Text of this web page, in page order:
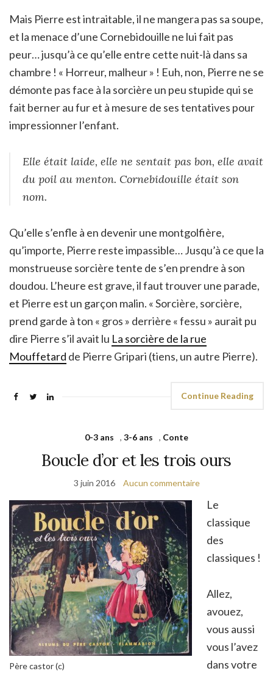
Mais Pierre est intraitable, il ne mangera pas sa soupe,
et la menace d’une Cornebidouille ne lui fait pas
peur… jusqu’à ce qu’elle entre cette nuit-là dans sa
chambre ! « Horreur, malheur » ! Euh, non, Pierre ne se
démonte pas face à la sorcière un peu stupide qui se
fait berner au fur et à mesure de ses tentatives pour
impressionner l’enfant.
Elle était laide, elle ne sentait pas bon, elle avait
du poil au menton. Cornebidouille était son
nom.
Qu’elle s’enfle à en devenir une montgolfière,
qu’importe, Pierre reste impassible… Jusqu’à ce que la
monstrueuse sorcière tente de s’en prendre à son
doudou. L’heure est grave, il faut trouver une parade,
et Pierre est un garçon malin. « Sorcière, sorcière,
prend garde à ton « gros » derrière « fessu » aurait pu
dire Pierre s’il avait lu La sorcière de la rue
Mouffetard de Pierre Gripari (tiens, un autre Pierre).
Continue Reading
0-3 ans , 3-6 ans , Conte
Boucle d’or et les trois ours
3 juin 2016 Aucun commentaire
Père castor (c)
Le
classique
des
classiques !
Allez,
avouez,
vous aussi
vous l’avez
dans votre